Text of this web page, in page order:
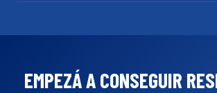
EMPEZÁ A CONSEGUIR